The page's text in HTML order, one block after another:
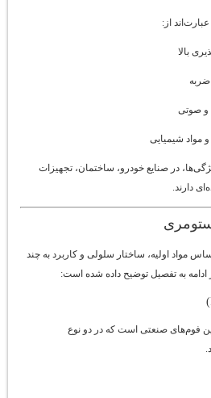
از:
بالا
صوتی
شیمیایی
در صنایع خودرو، ساختمان، تجهیزات
دارند.
مواد اولیه، ساختار سلولی و کاربرد به چند
به تفصیل توضیح داده شده است:
فوم‌های صنعتی است که در دو نوع